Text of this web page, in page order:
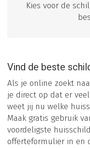
Kies voor de
Vind de beste
Als je online zoekt
je direct op dat er
weet jij nu welke
Maak gratis gebruik
voordeligste
offerteformulier in en